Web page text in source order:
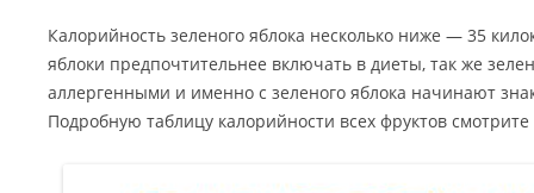
Калорийность зеленого яблока несколько ниже — 35
яблоки предпочтительнее включать в диеты, так же
аллергенными и именно с зеленого яблока начинают
Подробную таблицу калорийности всех фруктов